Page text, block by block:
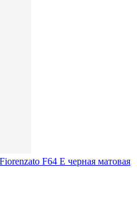
F64 E черная матовая